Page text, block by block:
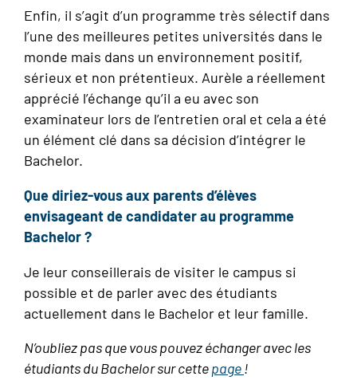
Enfin, il s’agit d’un programme très sélectif dans
l’une des meilleures petites universités dans le
monde mais dans un environnement positif,
sérieux et non prétentieux. Aurèle a réellement
apprécié l’échange qu’il a eu avec son
examinateur lors de l’entretien oral et cela a été
un élément clé dans sa décision d’intégrer le
Bachelor.
Que diriez-vous aux parents d’élèves
envisageant de candidater au programme
Bachelor ?
Je leur conseillerais de visiter le campus si
possible et de parler avec des étudiants
actuellement dans le Bachelor et leur famille.
N’oubliez pas que vous pouvez échanger avec les
étudiants du Bachelor sur cettepage!